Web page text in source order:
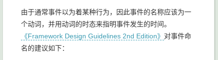
由于通常事件以为着某种行为，因此事件的名称应该为一
个动词，并用动词的时态来指明事件发生的时间。
《Framework Design Guidelines 2nd Edition》 对事件命
名的建议如下：